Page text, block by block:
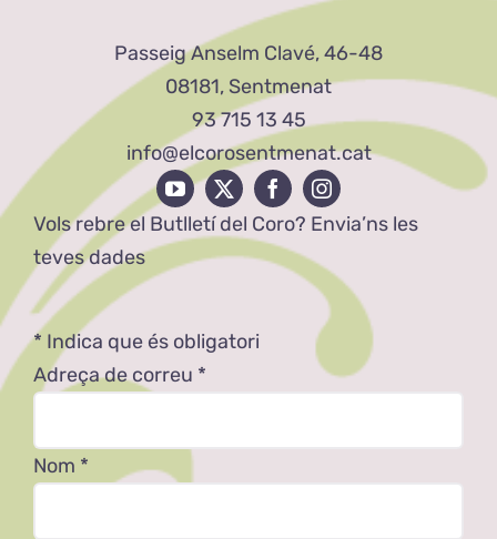
Passeig Anselm Clavé, 46-48
08181, Sentmenat
93 715 13 45
info@elcorosentmenat.cat
Vols rebre el Butlletí del Coro? Envia’ns les
teves dades
* Indica que és obligatori
Adreça de correu *
Nom *